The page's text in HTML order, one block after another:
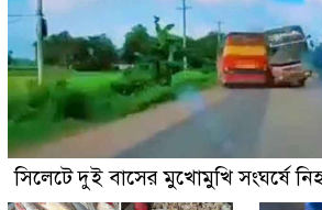
সিলেটে দুই বাসের মুখোমুখি সংঘর্ষে